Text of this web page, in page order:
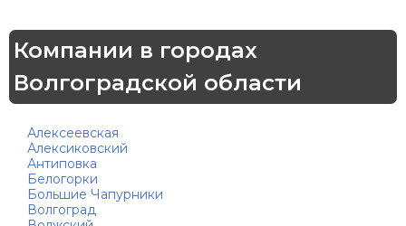
Компании в городах
Волгоградской области
Алексеевская
Алексиковский
Антиповка
Белогорки
Большие Чапурники
Волгоград